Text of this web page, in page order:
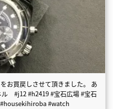
お買戻しさせて頂きました。 あ
ル #j12 #h2419 #宝石広場 #宝石
#housekihiroba #watch